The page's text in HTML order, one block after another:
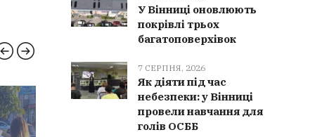
У Вінниці оновлюють
покрівлі трьох
багатоповерхівок
7 СЕРПНЯ, 2026
Як діяти під час
небезпеки: у Вінниці
провели навчання для
голів ОСББ